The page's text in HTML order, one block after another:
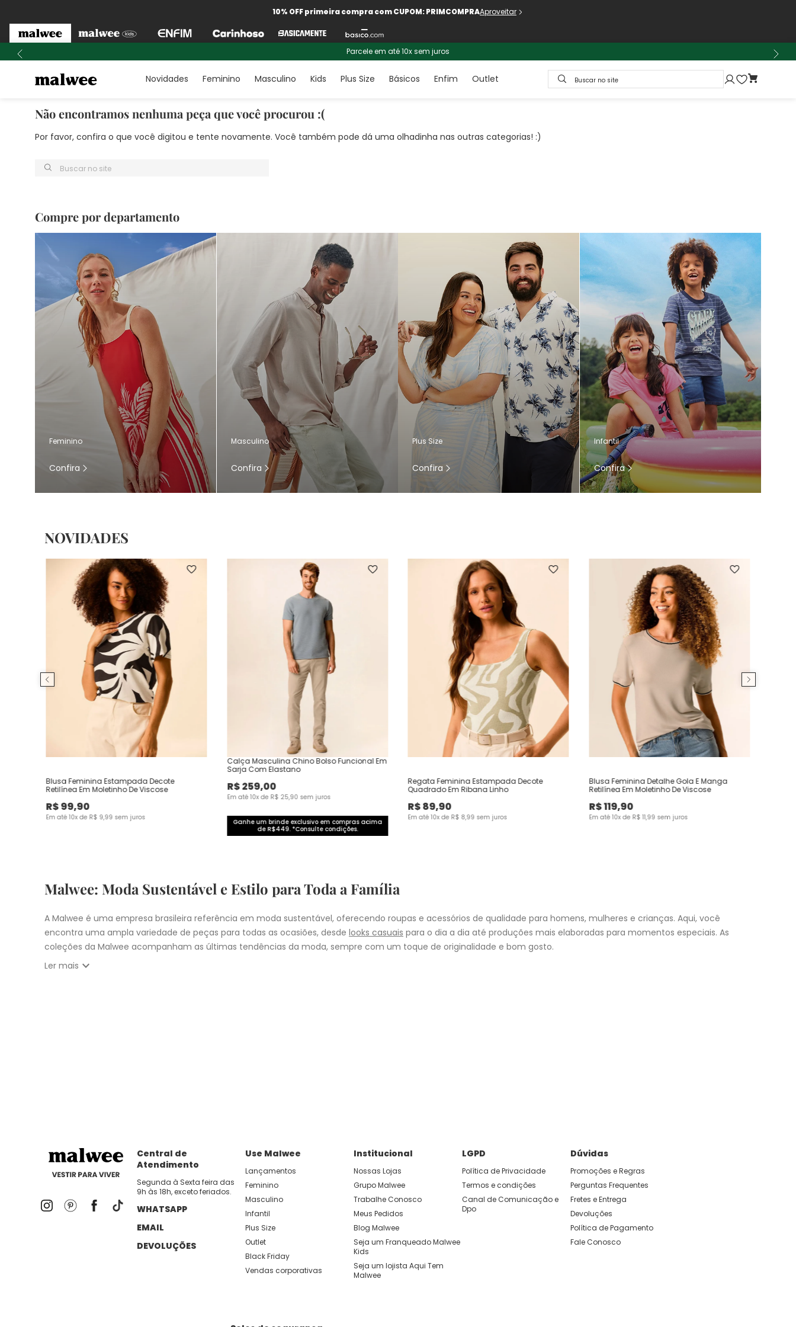
10% OFF primeira compra com CUPOM: PRIMCOMPRAAproveitar
Parcele em até 10x sem juros
Novidades Feminino Masculino Kids Plus Size Básicos Enfim Outlet Buscar no site
Não encontramos nenhuma peça que você procurou :(
Por favor, confira o que você digitou e tente novamente. Você também pode dá uma olhadinha nas outras categorias! :)
Buscar no site
Compre por departamento
Feminino
Confira
Masculino
Confira
Plus Size
Confira
Infantil
Confira
NOVIDADES
Blusa Feminina Estampada Decote
Retilínea Em Moletinho De Viscose
R$99,90
Em até10x de R$ 9,99 sem juros
Calça Masculina Chino Bolso Funcional Em
Sarja Com Elastano
R$259,00
Em até10x de R$ 25,90 sem juros
Ganhe um brinde exclusivo em compras acima
de R$449. *Consulte condições.
Regata Feminina Estampada Decote
Quadrado Em Ribana Linho
R$89,90
Em até10x de R$ 8,99 sem juros
Blusa Feminina Detalhe Gola E Manga
Retilínea Em Moletinho De Viscose
R$119,90
Em até10x de R$ 11,99 sem juros
Malwee: Moda Sustentável e Estilo para Toda a Família
A Malwee é uma empresa brasileira referência em moda sustentável, oferecendo roupas e acessórios de qualidade para homens, mulheres e crianças. Aqui, você
encontra uma ampla variedade de peças para todas as ocasiões, desde looks casuais para o dia a dia até produções mais elaboradas para momentos especiais. As
coleções da Malwee acompanham as últimas tendências da moda, sempre com um toque de originalidade e bom gosto.
Ler mais expand_more
Central de
Atendimento
Segunda à Sexta feira das
9h às 18h, exceto feriados.
WHATSAPP
EMAIL
DEVOLUÇÕES
Use Malwee
Lançamentos
Feminino
Masculino
Infantil
Plus Size
Outlet
Black Friday
Vendas corporativas
Institucional
Nossas Lojas
Grupo Malwee
Trabalhe Conosco
Meus Pedidos
Blog Malwee
Seja um Franqueado Malwee
Kids
Seja um lojista Aqui Tem
Malwee
LGPD
Política de Privacidade
Termos e condições
Canal de Comunicação e
Dpo
Dúvidas
Promoções e Regras
Perguntas Frequentes
Fretes e Entrega
Devoluções
Política de Pagamento
Fale Conosco